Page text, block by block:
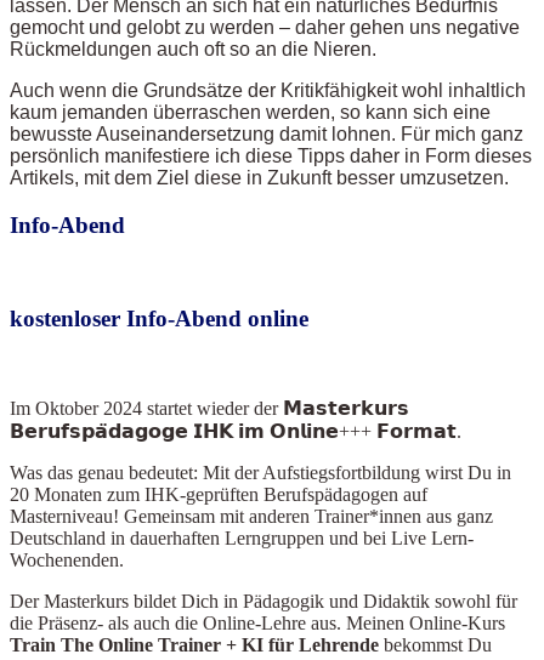
lassen. Der Mensch an sich hat ein natürliches Bedürfnis
gemocht und gelobt zu werden – daher gehen uns negative
Rückmeldungen auch oft so an die Nieren.
Auch wenn die Grundsätze der Kritikfähigkeit wohl inhaltlich
kaum jemanden überraschen werden, so kann sich eine
bewusste Auseinandersetzung damit lohnen. Für mich ganz
persönlich manifestiere ich diese Tipps daher in Form dieses
Artikels, mit dem Ziel diese in Zukunft besser umzusetzen.
Info-Abend
kostenloser Info-Abend online
Im Oktober 2024 startet wieder der 𝗠𝗮𝘀𝘁𝗲𝗿𝗸𝘂𝗿𝘀
𝗕𝗲𝗿𝘂𝗳𝘀𝗽𝗮̈𝗱𝗮𝗴𝗼𝗴𝗲 𝗜𝗛𝗞 𝗶𝗺 𝗢𝗻𝗹𝗶𝗻𝗲+++ 𝗙𝗼𝗿𝗺𝗮𝘁.
Was das genau bedeutet: Mit der Aufstiegsfortbildung wirst Du in
20 Monaten zum IHK-geprüften Berufspädagogen auf
Masterniveau! Gemeinsam mit anderen Trainer*innen aus ganz
Deutschland in dauerhaften Lerngruppen und bei Live Lern-
Wochenenden.
Der Masterkurs bildet Dich in Pädagogik und Didaktik sowohl für
die Präsenz- als auch die Online-Lehre aus. Meinen Online-Kurs
Train The Online Trainer + KI für Lehrende bekommst Du